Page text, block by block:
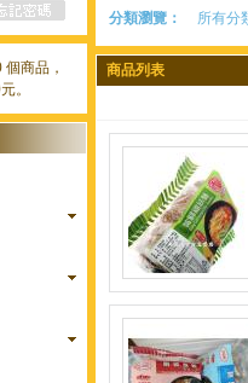
商品，
。
分類瀏覽：
所有分
商品列表